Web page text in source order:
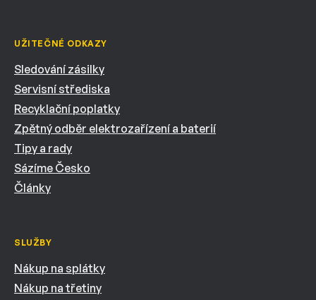
UŽITEČNÉ ODKAZY
Sledování zásilky
Servisní střediska
Recyklační poplatky
Zpětný odběr elektrozařízení a baterií
Tipy a rady
Sázíme Česko
Články
SLUŽBY
Nákup na splátky
Nákup na třetiny